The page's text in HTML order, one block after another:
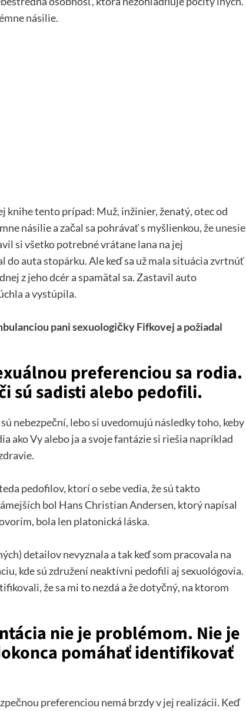
násilie.
knihe tento prípad: Muž, inžinier, ženatý, otec od
násilie a začal sa pohrávať s myšlienkou, že unesie
si všetko potrebné vrátane lana na jej
do auta stopárku. Ale keď sa už mala situácia zvrtnúť
z jeho dcér a spamätal sa. Zastavil auto
a vystúpila.
pani sexuologičky Fifkovej a požiadal
preferenciou sa rodia.
sú sadisti alebo pedofili.
nebezpeční, lebo si uvedomujú následky toho, keby
ako Vy alebo ja a svoje fantázie si riešia napríklad
pedofilov, ktorí o sebe vedia, že sú takto
bol Hans Christian Andersen, ktorý napísal
bola len platonická láska.
detailov nevyznala a tak keď som pracovala na
kde sú združení neaktívni pedofili aj sexuológovia.
že sa mi to nezdá a že dotyčný, na ktorom
nie je problémom. Nie je
pomáhať identifikovať
preferenciou nemá brzdy v jej realizácii. Keď